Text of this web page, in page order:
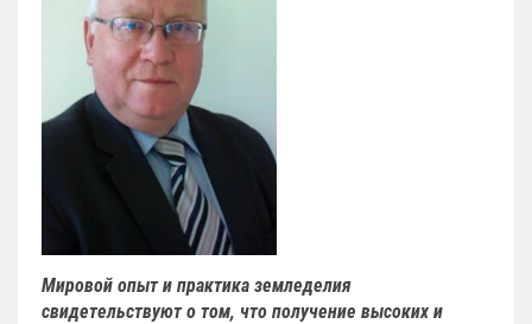
Мировой опыт и практика земледелия
свидетельствуют о том, что получение высоких и